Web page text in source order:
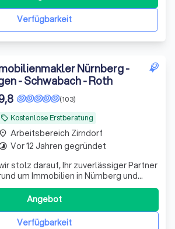
haben Sie einen
Ihrer Seite, der Ihnen de
Verfügbarkeit
Nürnberg -
- Schwabach - Roth
local_offer Kostenlose Erstberatung
(103)
stolz darauf, Ihr zuverlässiger Partner
um Immobilien in Nürnberg und
Unser Team aus erfahrenen
und -bewertern bietet Ihnen
die von der
über den Verkauf
Verfügbarkeit
Angebot
place Arbeitsbereich Zirndorf
Vor 12 Jahren gegründet